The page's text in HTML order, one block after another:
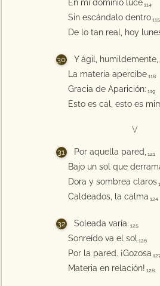
En mi dominio luce 114
Sin escándalo dentro 115
De lo tan real, hoy
Y ágil, humildemente,
La materia apercibe 118
Gracia de Aparición: 119
Esto es cal, esto es
V
Por aquella pared, 121
Bajo un sol que
Dora y sombrea claros
Caldeados, la calma 124
Soleada varía. 125
Sonreído va el sol 126
Por la pared. ¡Gozosa
Materia en relación! 128